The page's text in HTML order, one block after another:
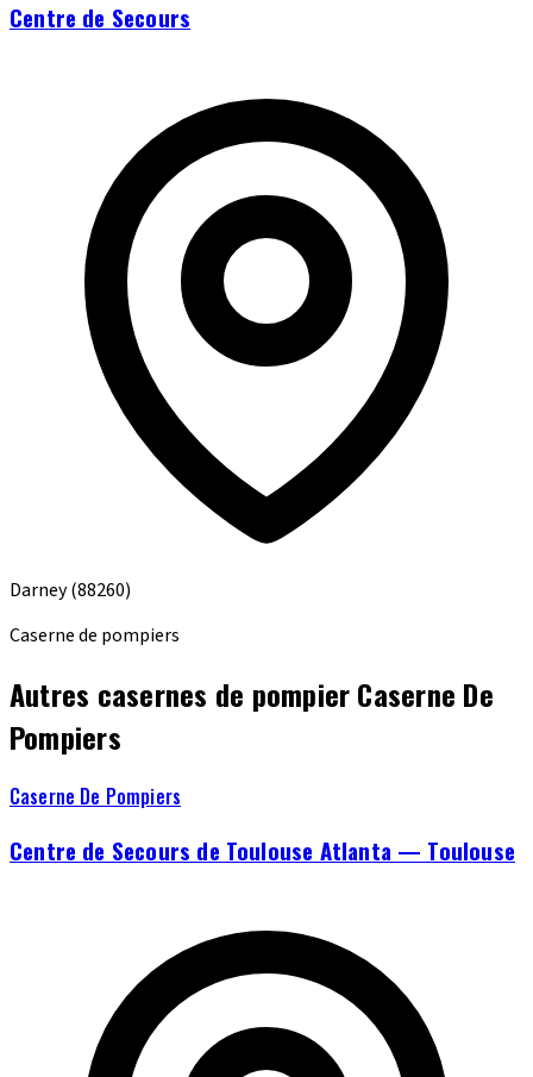
Centre de Secours
Darney(88260)
Caserne de pompiers
Autres casernes de pompier Caserne De
Pompiers
Caserne De Pompiers
Centre de Secours de Toulouse Atlanta — Toulouse